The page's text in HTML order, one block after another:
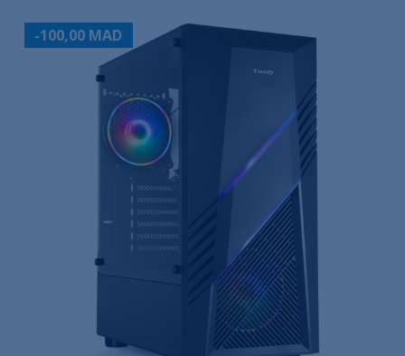
-100,00 MAD